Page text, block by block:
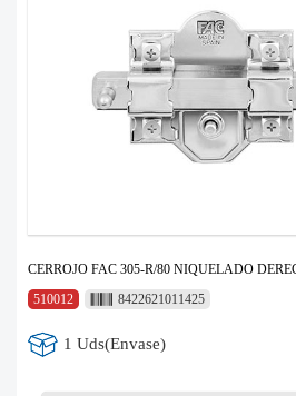
CERROJO FAC 305-R/80 NIQUELADO
510012
8422621011425
1 Uds(Envase)